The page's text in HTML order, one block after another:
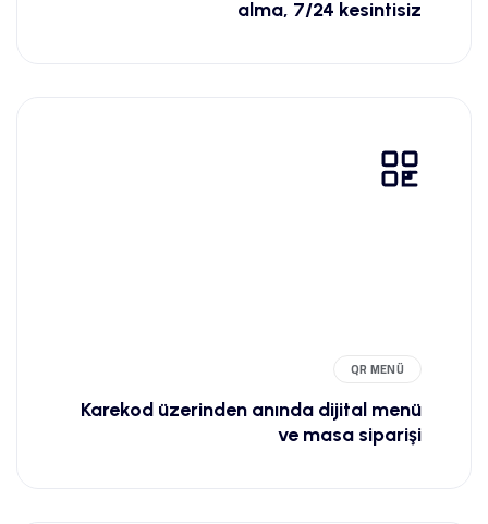
alma, 7/24 kesintisiz
QR MENÜ
Karekod üzerinden anında dijital menü
ve masa siparişi